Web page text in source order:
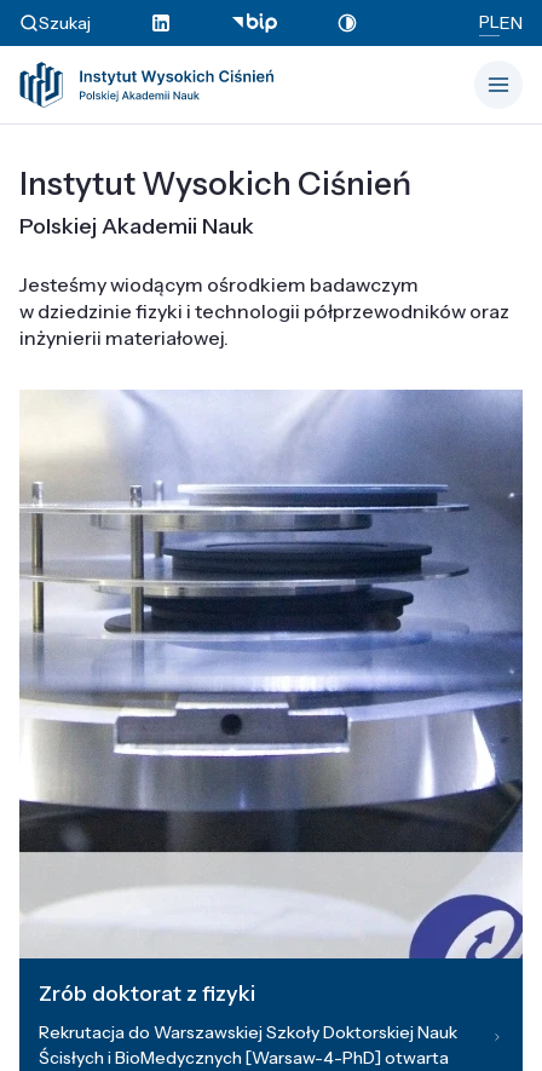
Szukaj PLEN
Instytut Wysokich Ciśnień
Polskiej Akademii Nauk
Jesteśmy wiodącym ośrodkiem badawczym
w dziedzinie fizyki i technologii półprzewodników oraz
inżynierii materiałowej.
Zrób doktorat z fizyki
Rekrutacja do Warszawskiej Szkoły Doktorskiej Nauk
Ścisłych i BioMedycznych [Warsaw-4-PhD] otwarta